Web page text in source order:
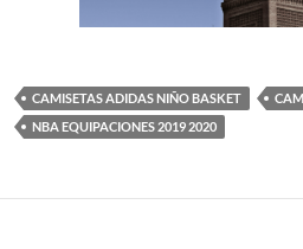
CAMISETAS ADIDAS NIÑO BASKET
NBA EQUIPACIONES 2019 2020